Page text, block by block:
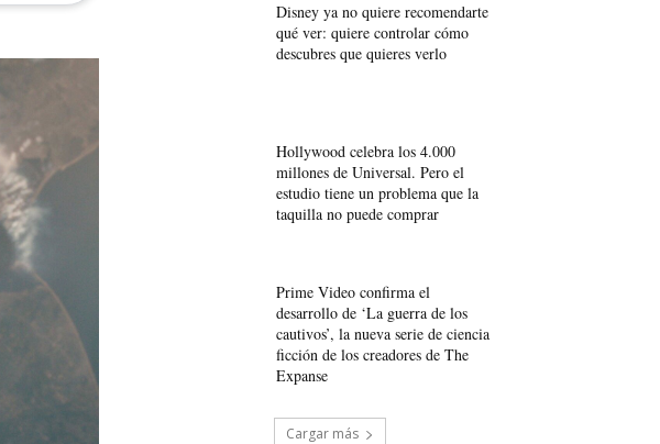
Disney ya no quiere recomendarte
qué ver: quiere controlar cómo
descubres que quieres verlo
Hollywood celebra los 4.000
millones de Universal. Pero el
estudio tiene un problema que la
taquilla no puede comprar
Prime Video confirma el
desarrollo de ‘La guerra de los
cautivos’, la nueva serie de ciencia
ficción de los creadores de The
Expanse
Cargar más